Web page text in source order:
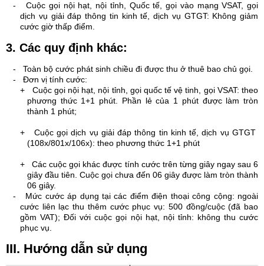
-
Cuộc gọi nội hạt, nội tỉnh, Quốc tế, gọi vào mạng VSAT, gọi
dịch vụ giải đáp thông tin kinh tế, dịch vụ GTGT: Không giảm
cước giờ thấp điểm.
3. Các quy định khác:
-
Toàn bộ cước phát sinh chiều đi được thu ở thuê bao chủ gọi.
-
Đơn vị tính cước:
+
Cuộc gọi nội hạt, nội tỉnh, gọi quốc tế vệ tinh, gọi VSAT: theo
phương thức 1+1 phút. Phần lẻ của 1 phút được làm tròn
thành 1 phút;
+
Cuộc gọi dịch vụ giải đáp thông tin kinh tế, dịch vụ GTGT
(108x/801x/106x): theo phương thức 1+1 phút
+
Các cuộc gọi khác được tính cước trên từng giây ngay sau 6
giây đầu tiên. Cuộc gọi chưa đến 06 giây được làm tròn thành
06 giây.
-
Mức cước áp dụng tại các điểm điện thoại công cộng: ngoài
cước liên lạc thu thêm cước phục vụ: 500 đồng/cuộc (đã bao
gồm VAT); Đối với cuộc gọi nội hạt, nội tỉnh: không thu cước
phục vụ.
III. Hướng dẫn sử dụng